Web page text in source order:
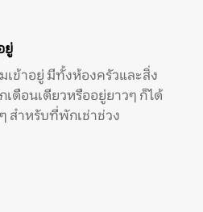
ยู่
เข้าอยู่ มีทั้งห้องครัวและสิ่ง
ดือนเดียวหรืออยู่ยาวๆ ก็ได้
สำหรับที่พักเช่าช่วง